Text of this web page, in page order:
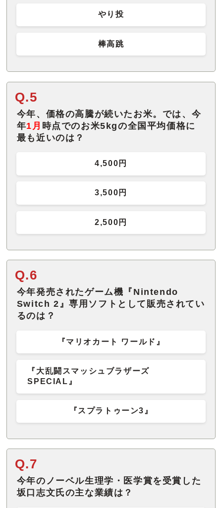
やり投
棒高跳
Q.5
今年、価格の高騰が続いたお米。では、今
年1月 時点でのお米5kgの全国平均価格に
最も近いのは？
4,500円
3,500円
2,500円
Q.6
今年発売されたゲーム機『Nintendo
Switch 2』専用ソフトとして販売されてい
るのは？
『マリオカート ワールド』
『大乱闘スマッシュブラザーズ
SPECIAL』
『スプラトゥーン3』
Q.7
今年のノーベル生理学・医学賞を受賞した
坂口志文氏の主な業績は？